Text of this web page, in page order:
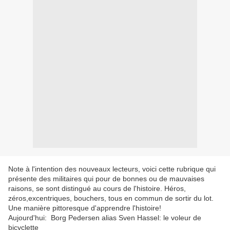
Note à l'intention des nouveaux lecteurs, voici cette rubrique qui
présente des militaires qui pour de bonnes ou de mauvaises
raisons, se sont distingué au cours de l'histoire. Héros,
zéros,excentriques, bouchers, tous en commun de sortir du lot.
Une manière pittoresque d'apprendre l'histoire!
Aujourd'hui: Borg Pedersen alias Sven Hassel: le voleur de
bicyclette